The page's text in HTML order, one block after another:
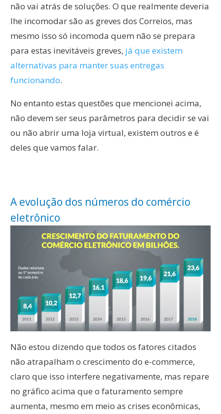
não vai atrás de soluções. O que realmente deveria
lhe incomodar são as greves dos Correios, mas
mesmo isso só incomoda quem não se prepara
para estas inevitáveis greves, já que existem
alternativas para manter suas entregas
funcionando.
No entanto estas questões que mencionei acima,
não devem ser seus parâmetros para decidir se vai
ou não abrir uma loja virtual, existem outros e é
deles que vamos falar.
A evolução dos números do comércio
eletrônico
Não estou dizendo que todos os fatores citados
não atrapalham o crescimento do e-commerce,
claro que isso interfere negativamente, mas repare
no gráfico acima que o faturamento sempre
aumenta, mesmo em meio as crises econômicas,